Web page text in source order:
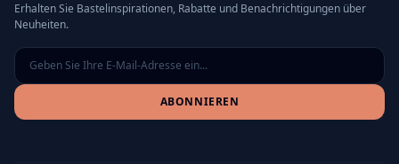
Erhalten Sie Bastelinspirationen, Rabatte und Benachrichtigungen über
Neuheiten.
ABONNIEREN